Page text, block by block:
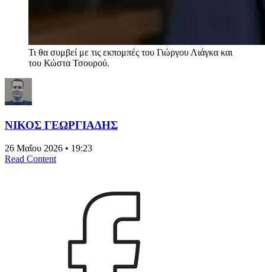
Τι θα συμβεί με τις εκπομπές του Γιώργου Λιάγκα και
του Κώστα Τσουρού.
ΝΙΚΟΣ ΓΕΩΡΓΙΑΔΗΣ
26 Μαΐου 2026 • 19:23
Read Content